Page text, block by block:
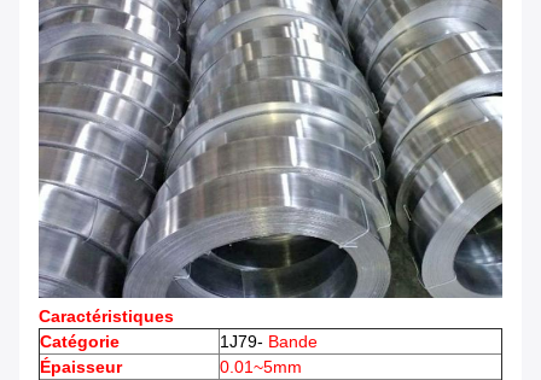
Caractéristiques
Catégorie
1J79- Bande
Épaisseur
0.01~5mm